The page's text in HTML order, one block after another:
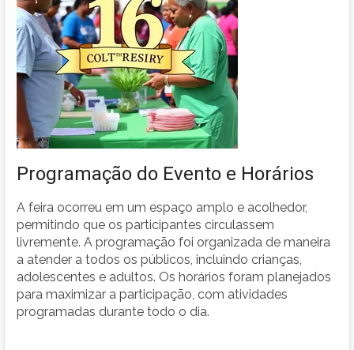
Programação do Evento e Horários
A feira ocorreu em um espaço amplo e acolhedor,
permitindo que os participantes circulassem
livremente. A programação foi organizada de maneira
a atender a todos os públicos, incluindo crianças,
adolescentes e adultos. Os horários foram planejados
para maximizar a participação, com atividades
programadas durante todo o dia.